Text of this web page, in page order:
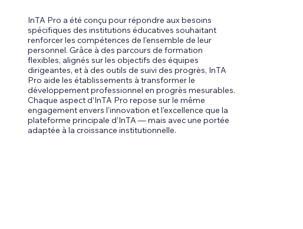
InTA Pro a été conçu pour répondre aux besoins
spécifiques des institutions éducatives souhaitant
renforcer les compétences de l’ensemble de leur
personnel. Grâce à des parcours de formation
flexibles, alignés sur les objectifs des équipes
dirigeantes, et à des outils de suivi des progrès, InTA
Pro aide les établissements à transformer le
développement professionnel en progrès mesurables.
Chaque aspect d’InTA Pro repose sur le même
engagement envers l’innovation et l’excellence que la
plateforme principale d’InTA — mais avec une portée
adaptée à la croissance institutionnelle.